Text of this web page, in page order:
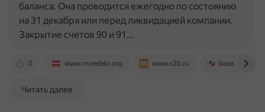
0 www.moedelo.org www.v2b.ru base.garant.ru
баланса. Она проводится ежегодно по состоянию
на 31 декабря или перед ликвидацией компании.
Закрытие счетов 90 и 91…
Читать далее